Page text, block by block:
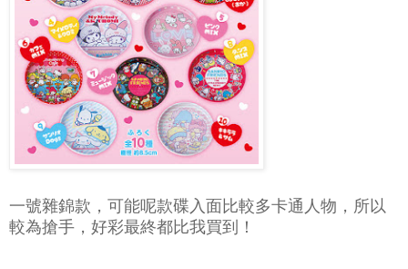
一號雜錦款，可能呢款碟入面比較多卡通人物，所以
較為搶手，好彩最終都比我買到！